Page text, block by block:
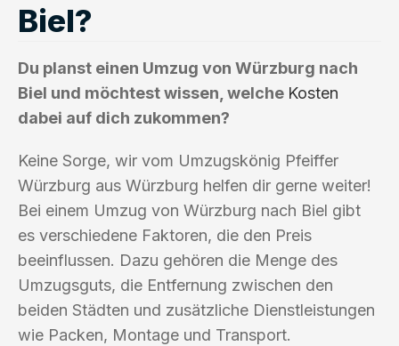
Biel?
Du planst einen Umzug von Würzburg nach
Biel und möchtest wissen, welche Kosten
dabei auf dich zukommen?
Keine Sorge, wir vom Umzugskönig Pfeiffer
Würzburg aus Würzburg helfen dir gerne weiter!
Bei einem Umzug von Würzburg nach Biel gibt
es verschiedene Faktoren, die den Preis
beeinflussen. Dazu gehören die Menge des
Umzugsguts, die Entfernung zwischen den
beiden Städten und zusätzliche Dienstleistungen
wie Packen, Montage und Transport.